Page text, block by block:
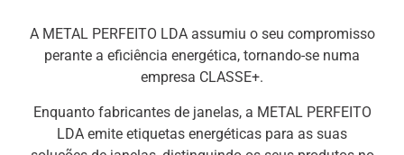
A METAL PERFEITO LDA assumiu o seu compromisso
perante a eficiência energética, tornando-se numa
empresa CLASSE+.
Enquanto fabricantes de janelas, a METAL PERFEITO
LDA emite etiquetas energéticas para as suas